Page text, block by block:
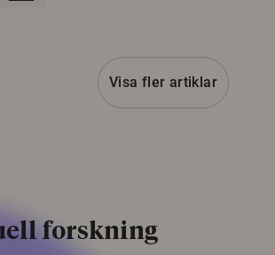
Visa fler artiklar
forskning